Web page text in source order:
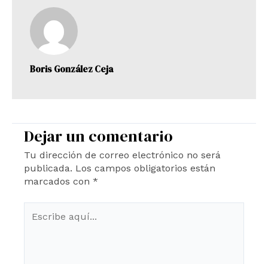
Boris González Ceja
Dejar un comentario
Tu dirección de correo electrónico no será
publicada. Los campos obligatorios están
marcados con *
aquí...